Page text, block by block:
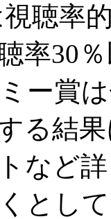
聴率
率30
ー賞
る結
など
とし